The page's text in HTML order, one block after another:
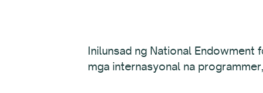
Inilunsad ng National
mga internasyonal na